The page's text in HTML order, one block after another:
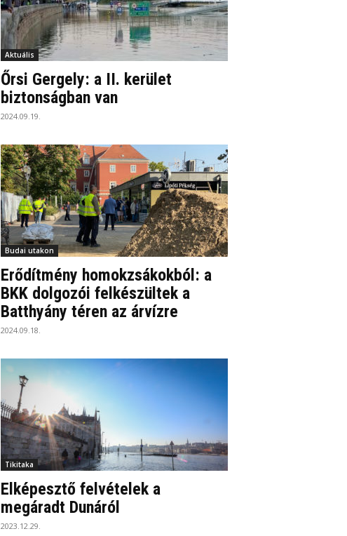
Aktuális
Őrsi Gergely: a II. kerület
biztonságban van
2024.09.19.
Budai utakon
Erődítmény homokzsákokból: a
BKK dolgozói felkészültek a
Batthyány téren az árvízre
2024.09.18.
Tikitaka
Elképesztő felvételek a
megáradt Dunáról
2023.12.29.